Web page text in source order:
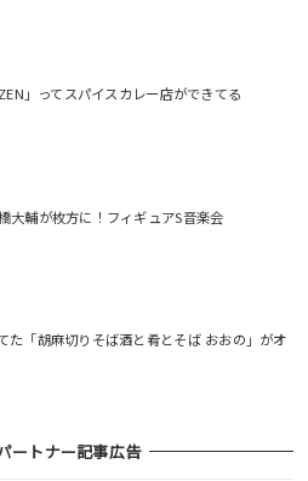
」ってスパイスカレー店ができてる
大輔が枚方に！フィギュアS音楽会
た「胡麻切りそば酒と肴とそば おおの」がオ
ートナー記事広告